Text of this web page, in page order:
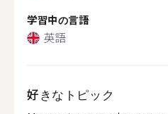
学習中の言語
英語
好きなトピック